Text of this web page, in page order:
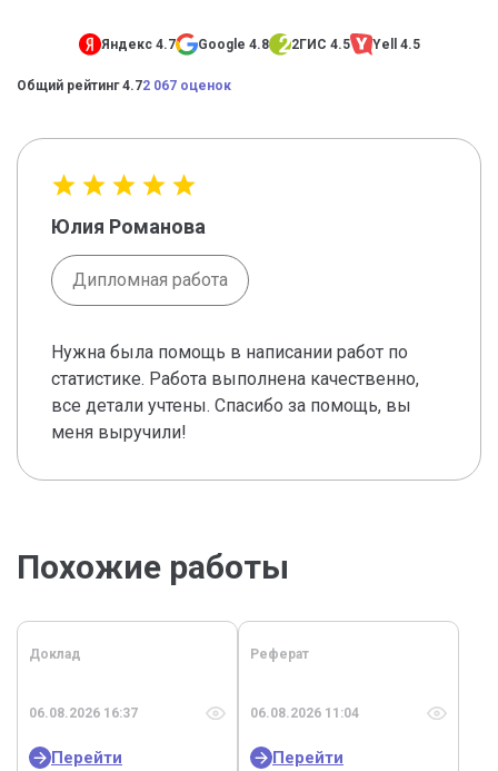
Яндекс 4.7 Google 4.8 2ГИС 4.5 Yell 4.5
Общий рейтинг 4.72 067 оценок
Юлия Романова
Дипломная работа
Нужна была помощь в написании работ по
статистике. Работа выполнена качественно,
все детали учтены. Спасибо за помощь, вы
меня выручили!
Похожие работы
Доклад
06.08.2026 16:37
Перейти
Реферат
06.08.2026 11:04
Перейти